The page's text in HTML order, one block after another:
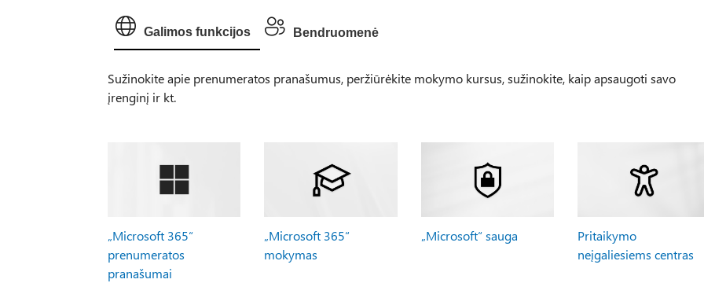
Galimos funkcijos Bendruomenė
Sužinokite apie prenumeratos pranašumus, peržiūrėkite mokymo kursus, sužinokite, kaip apsaugoti savo
įrenginį ir kt.
„Microsoft 365“
prenumeratos
pranašumai
„Microsoft 365“
mokymas
„Microsoft“ sauga
Pritaikymo
neįgaliesiems centras